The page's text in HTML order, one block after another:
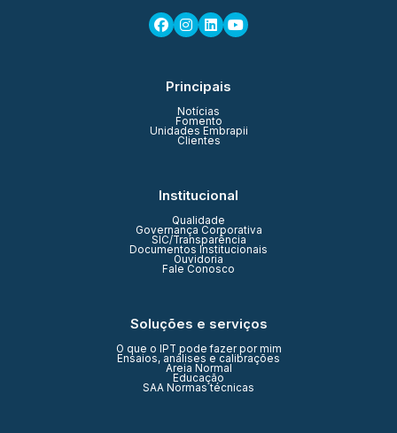
Principais
Notícias
Fomento
Unidades Embrapii
Clientes
Institucional
Qualidade
Governança Corporativa
SIC/Transparência
Documentos Institucionais
Ouvidoria
Fale Conosco
Soluções e serviços
O que o IPT pode fazer por mim
Ensaios, análises e calibrações
Areia Normal
Educação
SAA Normas técnicas